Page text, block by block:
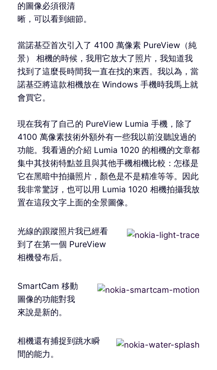
的圖像必須很清
晰，可以看到細節。
當諾基亞首次引入了 4100 萬像素 PureView（純
景） 相機的時候，我用它放大了照片，我知道我
找到了這麼長時間我一直在找的東西。我以為，當
諾基亞將這款相機放在 Windows 手機時我馬上就
會買它。
現在我有了自己的 PureView Lumia 手機，除了
4100 萬像素技術外額外有一些我以前沒聽說過的
功能。我看過的介紹 Lumia 1020 的相機的文章都
集中其技術特點並且與其他手機相機比較：怎樣是
它在黑暗中拍攝照片，顏色是不是精准等等。因此
我非常驚訝，也可以用 Lumia 1020 相機拍攝我放
置在這段文字上面的全景圖像。
光線的跟蹤照片我已經看
到了在第一個 PureView
相機發布后。
SmartCam 移動
圖像的功能對我
來說是新的。
相機還有捕捉到跳水瞬
間的能力。